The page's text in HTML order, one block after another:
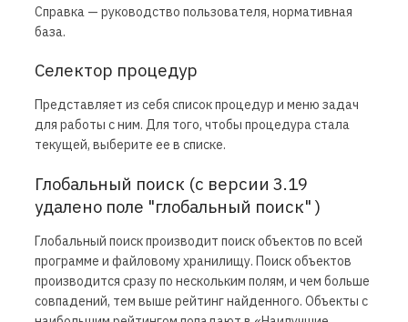
Справка — руководство пользователя, нормативная
база.
Селектор процедур
Представляет из себя список процедур и меню задач
для работы с ним. Для того, чтобы процедура стала
текущей, выберите ее в списке.
Глобальный поиск (с версии 3.19
удалено поле "глобальный поиск" )
Глобальный поиск производит поиск объектов по всей
программе и файловому хранилищу. Поиск объектов
производится сразу по нескольким полям, и чем больше
совпадений, тем выше рейтинг найденного. Объекты с